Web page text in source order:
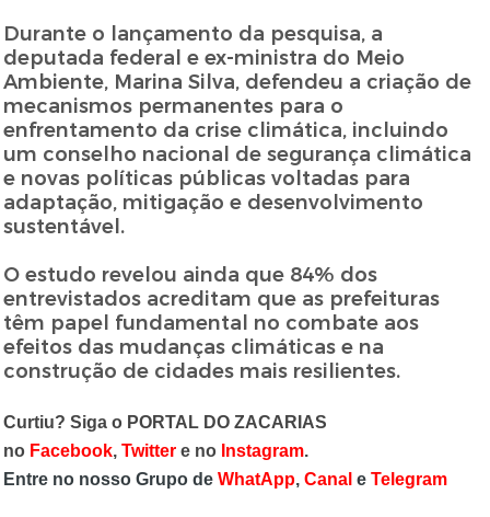
Durante o lançamento da pesquisa, a
deputada federal e ex-ministra do Meio
Ambiente, Marina Silva, defendeu a criação de
mecanismos permanentes para o
enfrentamento da crise climática, incluindo
um conselho nacional de segurança climática
e novas políticas públicas voltadas para
adaptação, mitigação e desenvolvimento
sustentável.
O estudo revelou ainda que 84% dos
entrevistados acreditam que as prefeituras
têm papel fundamental no combate aos
efeitos das mudanças climáticas e na
construção de cidades mais resilientes.
Curtiu? Siga o PORTAL DO ZACARIAS
no Facebook,Twitter e no Instagram.
Entre no nosso Grupo deWhatApp,Canal eTelegram